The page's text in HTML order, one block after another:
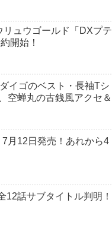
ュウゴールド「DXプテ
開始！
イゴのベスト・長袖Tシ
空蝉丸の古銭風アクセ＆
月12日発売！あれから4
12話サブタイトル判明！